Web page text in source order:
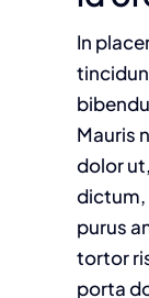
In
Mauris
dolor
dictum,
purus
tortor
porta